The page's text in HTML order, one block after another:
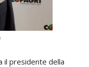
il presidente della